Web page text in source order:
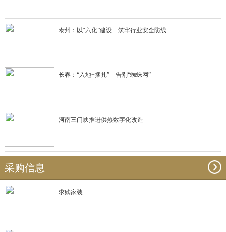
泰州：以“六化”建设 筑牢行业安全防线
长春：“入地+捆扎” 告别“蜘蛛网”
河南三门峡推进供热数字化改造
采购信息
求购家装